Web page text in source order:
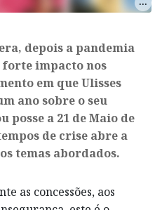
depois a pandemia
forte impacto nos
em que Ulisses
ano sobre o seu
posse a 21 de Maio de
de crise abre a
temas abordados.
as concessões, aos